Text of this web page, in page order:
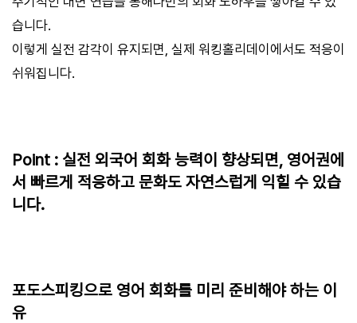
습니다.
이렇게 실전 감각이 유지되면, 실제 워킹홀리데이에서도 적응이
쉬워집니다.
Point : 실전 외국어 회화 능력이 향상되면, 영어권에
서 빠르게 적응하고 문화도 자연스럽게 익힐 수 있습
니다.
포도스피킹으로 영어 회화를 미리 준비해야 하는 이
유